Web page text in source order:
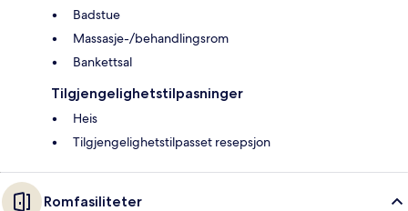
Badstue
Massasje-/behandlingsrom
Bankettsal
Tilgjengelighetstilpasninger
Heis
Tilgjengelighetstilpasset resepsjon
Romfasiliteter